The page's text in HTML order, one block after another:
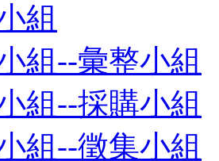
組
組--彙整小組
組--採購小組
組--徵集小組